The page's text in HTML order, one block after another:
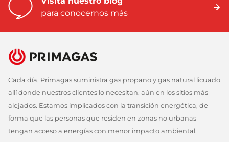
para conocernos más
Cada día, Primagas suministra gas propano y gas natural licuado
allí donde nuestros clientes lo necesitan, aún en los sitios más
alejados. Estamos implicados con la transición energética, de
forma que las personas que residen en zonas no urbanas
tengan acceso a energías con menor impacto ambiental.